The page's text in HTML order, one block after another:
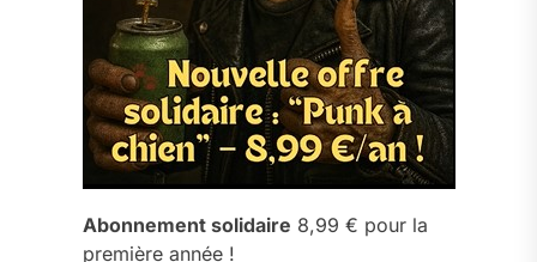
Abonnement solidaire 8,99 € pour la
première année !